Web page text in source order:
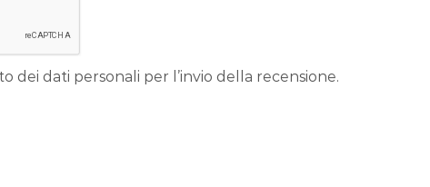
dei dati personali per l’invio della recensione.